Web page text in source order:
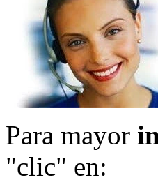
Para mayor
"clic" en: